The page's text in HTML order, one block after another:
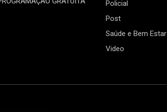
Policial
Post
Saúde e Bem Estar
Video